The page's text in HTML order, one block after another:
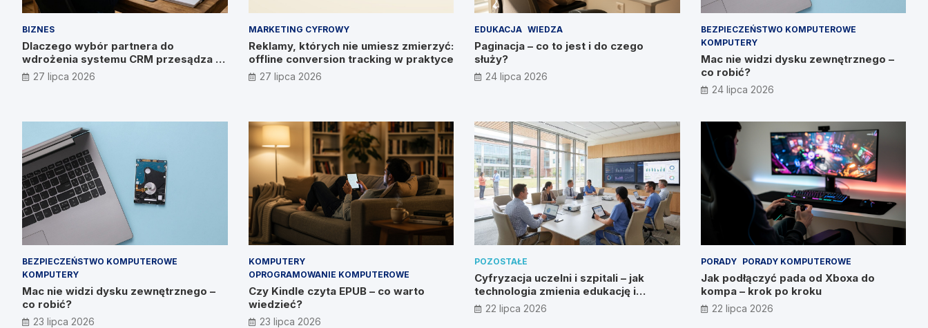
BIZNES
Dlaczego wybór partnera do
wdrożenia systemu CRM przesądza o
wyniku? Wywiad z Pawłem
Prymakowskim, CEO IT Vision
27 lipca 2026
MARKETING CYFROWY
Reklamy, których nie umiesz zmierzyć:
offline conversion tracking w praktyce
27 lipca 2026
EDUKACJA WIEDZA
Paginacja – co to jest i do czego
służy?
24 lipca 2026
BEZPIECZEŃSTWO KOMPUTEROWE
KOMPUTERY
Mac nie widzi dysku zewnętrznego –
co robić?
24 lipca 2026
BEZPIECZEŃSTWO KOMPUTEROWE
KOMPUTERY
Mac nie widzi dysku zewnętrznego –
co robić?
23 lipca 2026
KOMPUTERY
OPROGRAMOWANIE KOMPUTEROWE
Czy Kindle czyta EPUB – co warto
wiedzieć?
23 lipca 2026
POZOSTAŁE
Cyfryzacja uczelni i szpitali – jak
technologia zmienia edukację i
zdrowie?
22 lipca 2026
PORADY PORADY KOMPUTEROWE
Jak podłączyć pada od Xboxa do
kompa – krok po kroku
22 lipca 2026